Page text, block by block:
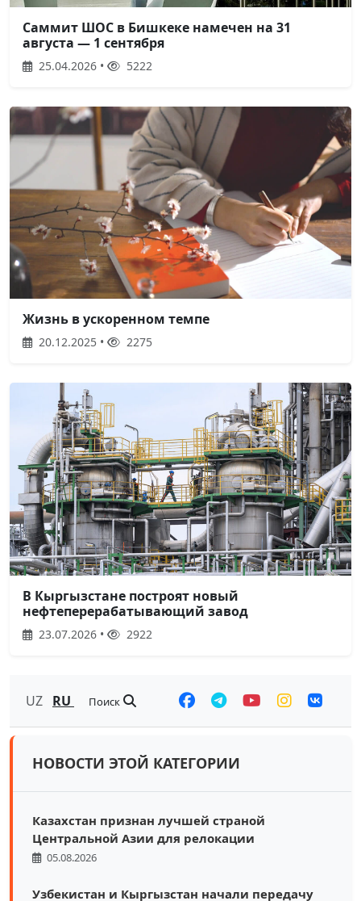
Саммит ШОС в Бишкеке намечен на 31
августа — 1 сентября
25.04.2026 • 5222
Жизнь в ускоренном темпе
20.12.2025 • 2275
В Кыргызстане построят новый
нефтеперерабатывающий завод
23.07.2026 • 2922
UZ RU Поиск
НОВОСТИ ЭТОЙ КАТЕГОРИИ
Казахстан признан лучшей страной
Центральной Азии для релокации
05.08.2026
Узбекистан и Кыргызстан начали передачу